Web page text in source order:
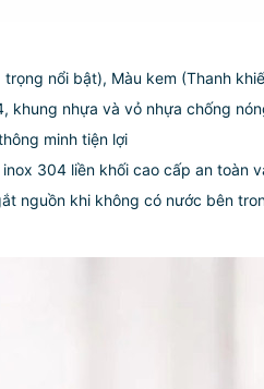
trọng nổi bật), Màu kem (Thanh
khung nhựa và vỏ nhựa
minh tiện lợi
từ inox 304 liền khối cao
nguồn khi không có nước